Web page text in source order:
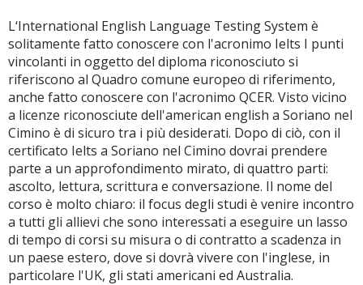
L‘International English Language Testing System è
solitamente fatto conoscere con l'acronimo Ielts I punti
vincolanti in oggetto del diploma riconosciuto si
riferiscono al Quadro comune europeo di riferimento,
anche fatto conoscere con l'acronimo QCER. Visto vicino
a licenze riconosciute dell'american english a Soriano nel
Cimino è di sicuro tra i più desiderati. Dopo di ciò, con il
certificato Ielts a Soriano nel Cimino dovrai prendere
parte a un approfondimento mirato, di quattro parti:
ascolto, lettura, scrittura e conversazione. Il nome del
corso è molto chiaro: il focus degli studi è venire incontro
a tutti gli allievi che sono interessati a eseguire un lasso
di tempo di corsi su misura o di contratto a scadenza in
un paese estero, dove si dovrà vivere con l'inglese, in
particolare l'UK, gli stati americani ed Australia.